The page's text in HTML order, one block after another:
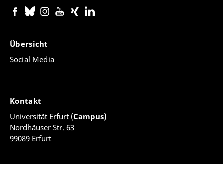
Übersicht
Social Media
Kontakt
Universität Erfurt (Campus)
Nordhäuser Str. 63
99089 Erfurt